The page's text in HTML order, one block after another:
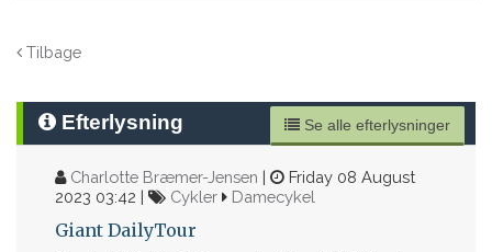
Tilbage
Efterlysning Se alle efterlysninger
Charlotte Bræmer-Jensen |
Friday 08 August
2023 03:42 |
Cykler Damecykel
Giant DailyTour